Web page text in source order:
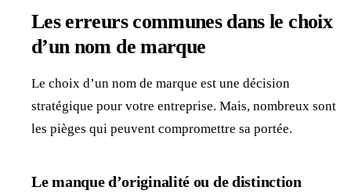
Les erreurs communes dans le choix
d’un nom de marque
Le choix d’un nom de marque est une décision
stratégique pour votre entreprise. Mais, nombreux sont
les pièges qui peuvent compromettre sa portée.
Le manque d’originalité ou de distinction